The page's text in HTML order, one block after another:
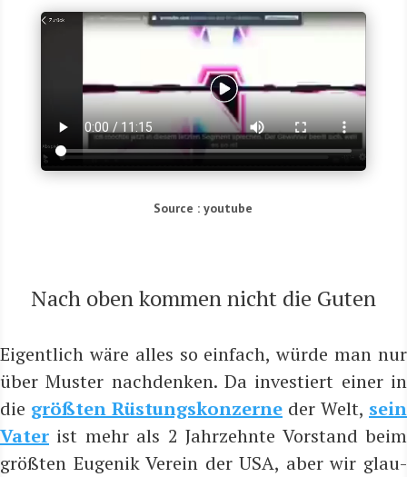
Source : youtube
Nach oben kom­men nicht die Guten
Eigent­lich wäre alles so ein­fach, wür­de man nur
über Mus­ter nach­den­ken. Da inves­tiert einer in
die größ­ten Rüs­tungs­kon­zer­ne der Welt, sein
Vater ist mehr als 2 Jahr­zehn­te Vor­stand beim
größ­ten Euge­nik Ver­ein der USA, aber wir glau­